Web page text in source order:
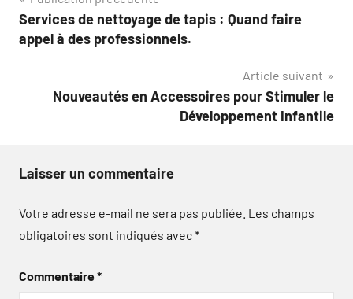
de
Services de nettoyage de tapis : Quand faire
appel à des professionnels.
Article suivant
Nouveautés en Accessoires pour Stimuler le
Développement Infantile
Laisser un commentaire
Votre adresse e-mail ne sera pas publiée. Les champs
obligatoires sont indiqués avec*
Commentaire*